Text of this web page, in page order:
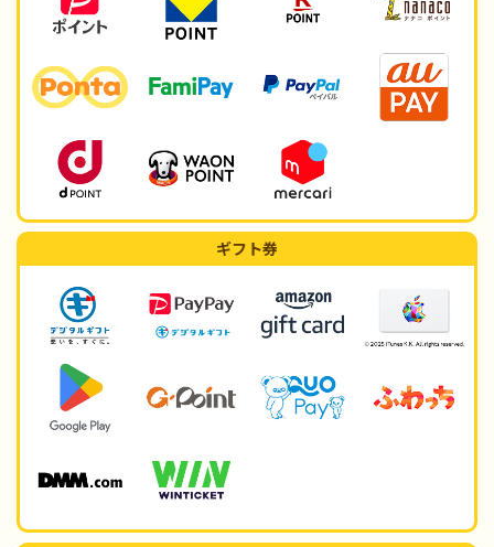
ギフト券